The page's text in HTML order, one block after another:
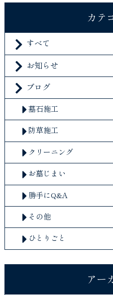
カテ
すべて
お知らせ
ブログ
墓石施工
防草施工
クリーニング
お墓じまい
勝手にQ&A
その他
ひとりごと
アー